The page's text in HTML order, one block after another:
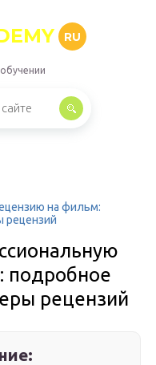
RU
на фильм:
рецензий
подробное
рецензий